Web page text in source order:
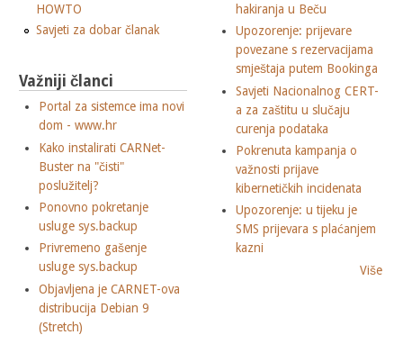
HOWTO
Savjeti za dobar članak
Važniji članci
Portal za sistemce ima novi
dom - www.hr
Kako instalirati CARNet-
Buster na "čisti"
poslužitelj?
Ponovno pokretanje
usluge sys.backup
Privremeno gašenje
usluge sys.backup
Objavljena je CARNET-ova
distribucija Debian 9
(Stretch)
hakiranja u Beču
Upozorenje: prijevare
povezane s rezervacijama
smještaja putem Bookinga
Savjeti Nacionalnog CERT-
a za zaštitu u slučaju
curenja podataka
Pokrenuta kampanja o
važnosti prijave
kibernetičkih incidenata
Upozorenje: u tijeku je
SMS prijevara s plaćanjem
kazni
Više